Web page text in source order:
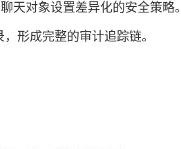
天对象设置差异化的安全策略。
形成完整的审计追踪链。